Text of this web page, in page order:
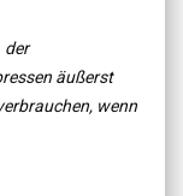
der
äußerst
wenn